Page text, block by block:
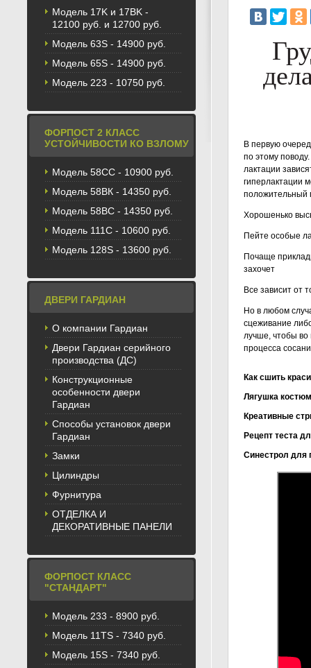
Модель 17K и 17BK -
12100 руб. и 12700 руб.
Модель 63S - 14900 руб.
Модель 65S - 14900 руб.
Модель 223 - 10750 руб.
ФОРПОСТ 2 КЛАСС
УСТОЙЧИВОСТИ КО ВЗЛОМУ
Модель 58CС - 10900 руб.
Модель 58BК - 14350 руб.
Модель 58ВС - 14350 руб.
Модель 111С - 10600 руб.
Модель 128S - 13600 руб.
ДВЕРИ ГАРДИАН
О компании Гардиан
Двери Гардиан серийного
производства (ДС)
Конструкционные
особенности двери
Гардиан
Способы установок двери
Гардиан
Замки
Цилиндры
Фурнитура
ОТДЕЛКА И
ДЕКОРАТИВНЫЕ ПАНЕЛИ
ФОРПОСТ КЛАСС
"СТАНДАРТ"
Модель 233 - 8900 руб.
Модель 11TS - 7340 руб.
Модель 15S - 7340 руб.
В первую
по этому
лактации
гиперлактации
положительный
Хорошенько
Пейте особые
Почаще
захочет
Все зависит от
Но в любом
сцеживание
лучше, чтобы во
процесса
Как сшить
Лягушка
Креативные
Рецепт теста
Синестрол для
Что
Что
Что
Как
Как
Как
Как
Как
Как
Таблетки
Как
Что
Сколько
Что
Как
Как
Что
Как себя
Как
Ваш
Что
Что